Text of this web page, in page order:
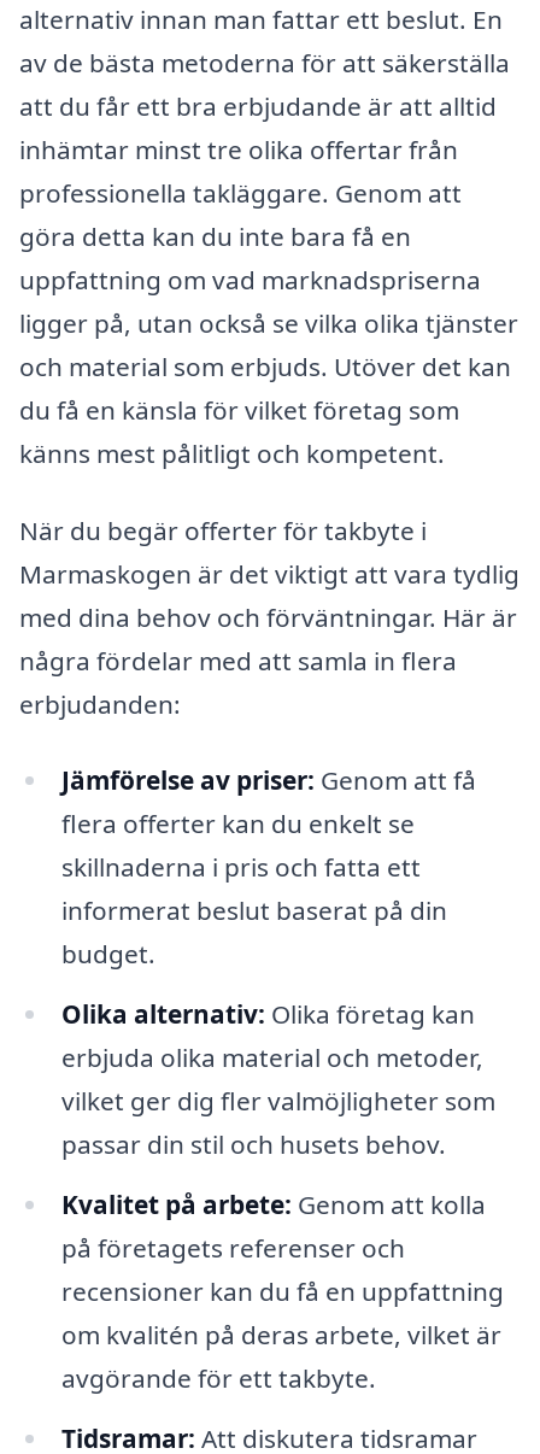
alternativ innan man fattar ett beslut. En
av de bästa metoderna för att säkerställa
att du får ett bra erbjudande är att alltid
inhämtar minst tre olika offertar från
professionella takläggare. Genom att
göra detta kan du inte bara få en
uppfattning om vad marknadspriserna
ligger på, utan också se vilka olika tjänster
och material som erbjuds. Utöver det kan
du få en känsla för vilket företag som
känns mest pålitligt och kompetent.
När du begär offerter för takbyte i
Marmaskogen är det viktigt att vara tydlig
med dina behov och förväntningar. Här är
några fördelar med att samla in flera
erbjudanden:
Jämförelse av priser: Genom att få
flera offerter kan du enkelt se
skillnaderna i pris och fatta ett
informerat beslut baserat på din
budget.
Olika alternativ: Olika företag kan
erbjuda olika material och metoder,
vilket ger dig fler valmöjligheter som
passar din stil och husets behov.
Kvalitet på arbete: Genom att kolla
på företagets referenser och
recensioner kan du få en uppfattning
om kvalitén på deras arbete, vilket är
avgörande för ett takbyte.
Tidsramar: Att diskutera tidsramar